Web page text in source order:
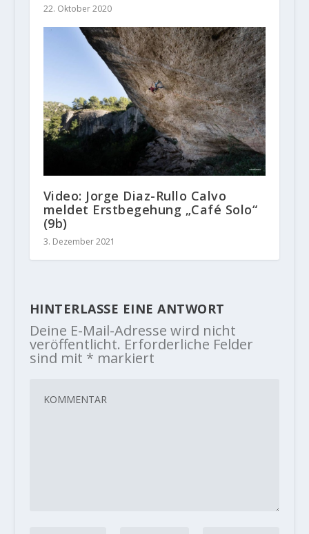
22. Oktober 2020
Video: Jorge Diaz-Rullo Calvo
meldet Erstbegehung „Café Solo“
(9b)
3. Dezember 2021
HINTERLASSE EINE ANTWORT
Deine E-Mail-Adresse wird nicht
veröffentlicht. Erforderliche Felder
sind mit * markiert